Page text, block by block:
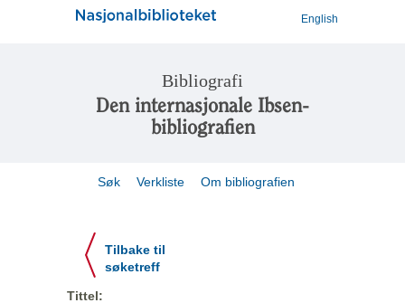
English
Bibliografi
Den internasjonale Ibsen-
bibliografien
Søk Verkliste Om bibliografien
Tilbake til
søketreff
Tittel: